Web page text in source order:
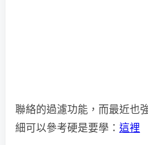
聯絡的過濾功能，而最近也
細可以參考硬是要學： 這裡